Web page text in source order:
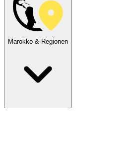
Marokko & Regionen